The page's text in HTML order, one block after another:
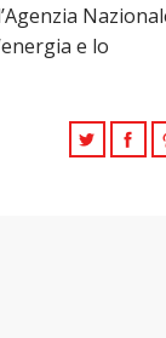
e lo